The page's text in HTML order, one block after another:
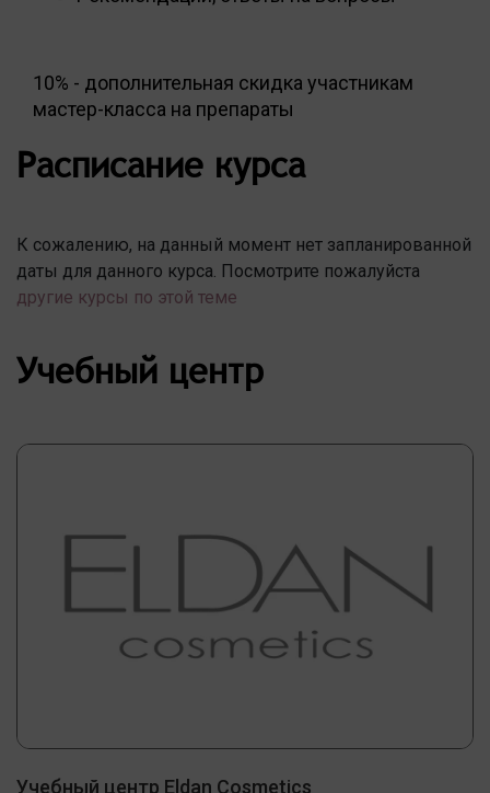
10% - дополнительная скидка участникам
мастер-класса на препараты
Расписание курса
К сожалению, на данный момент нет запланированной
даты для данного курса. Посмотрите пожалуйста
другие курсы по этой теме
Учебный центр
Учебный центр Eldan Cosmetics